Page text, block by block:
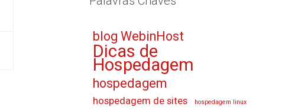
blog WebinHost
Dicas de
Hospedagem
hospedagem
hospedagem de sites hospedagem linux